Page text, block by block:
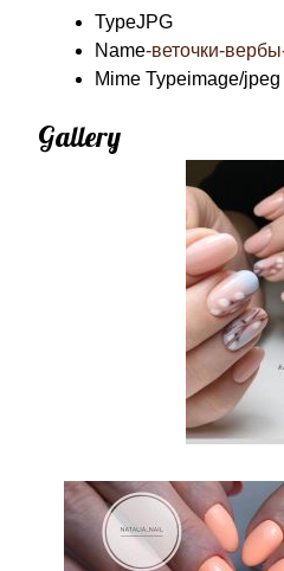
TypeJPG
Name-веточки-
Mime Typeimage/jpeg
Gallery